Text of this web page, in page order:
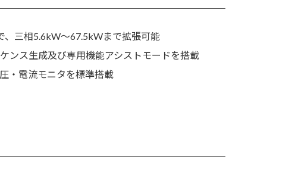
三相5.6kW～67.5kWまで拡張可能
ンス生成及び専用機能アシストモードを搭載
・電流モニタを標準搭載